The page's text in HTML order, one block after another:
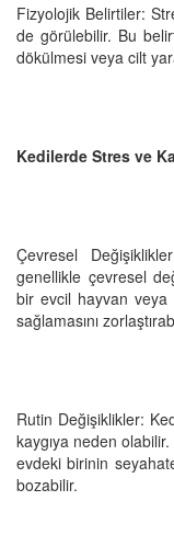
Fizyolojik Belirtiler:
de görülebilir. Bu
dökülmesi veya cilt
Kedilerde Stres ve
Çevresel
genellikle çevresel
bir evcil hayvan
sağlamasını
Rutin Değişiklikler:
kaygıya neden
evdeki birinin
bozabilir.